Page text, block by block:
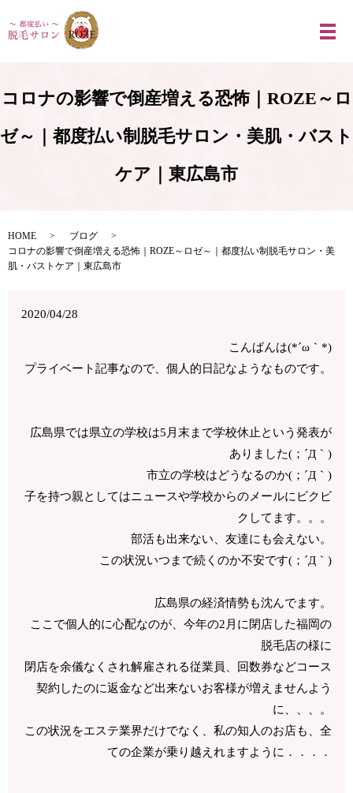
メ
コロナの影響で倒産増える恐怖｜ROZE～ロ
ゼ～｜都度払い制脱毛サロン・美肌・バスト
ケア｜東広島市
HOME
ブログ
コロナの影響で倒産増える恐怖｜ROZE～ロゼ～｜都度払い制脱毛サロン・美
肌・バストケア｜東広島市
2020/04/28
こんばんは(*´ω｀*)
プライベート記事なので、個人的日記なようなものです。
広島県では県立の学校は5月末まで学校休止という発表が
ありました(；´Д｀)
市立の学校はどうなるのか(；´Д｀)
子を持つ親としてはニュースや学校からのメールにビクビ
クしてます。。。
部活も出来ない、友達にも会えない。
この状況いつまで続くのか不安です(；´Д｀)
広島県の経済情勢も沈んでます。
ここで個人的に心配なのが、今年の2月に閉店した福岡の
脱毛店の様に
閉店を余儀なくされ解雇される従業員、回数券などコース
契約したのに返金など出来ないお客様が増えませんよう
に、、、。
この状況をエステ業界だけでなく、私の知人のお店も、全
ての企業が乗り越えれますように．．．．